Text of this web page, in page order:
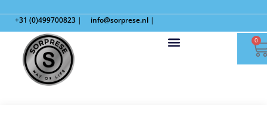
+31 (0)499700823 | info@sorprese.nl |
0